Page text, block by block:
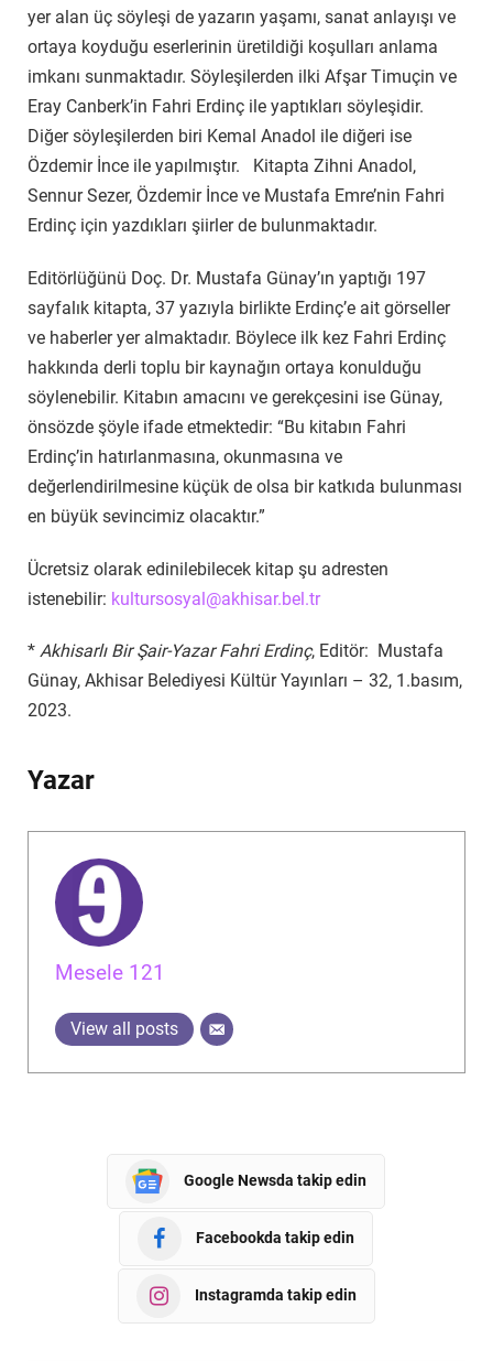
yer alan üç söyleşi de yazarın yaşamı, sanat anlayışı ve
ortaya koyduğu eserlerinin üretildiği koşulları anlama
imkanı sunmaktadır. Söyleşilerden ilki Afşar Timuçin ve
Eray Canberk’in Fahri Erdinç ile yaptıkları söyleşidir.
Diğer söyleşilerden biri Kemal Anadol ile diğeri ise
Özdemir İnce ile yapılmıştır. Kitapta Zihni Anadol,
Sennur Sezer, Özdemir İnce ve Mustafa Emre’nin Fahri
Erdinç için yazdıkları şiirler de bulunmaktadır.
Editörlüğünü Doç. Dr. Mustafa Günay’ın yaptığı 197
sayfalık kitapta, 37 yazıyla birlikte Erdinç’e ait görseller
ve haberler yer almaktadır. Böylece ilk kez Fahri Erdinç
hakkında derli toplu bir kaynağın ortaya konulduğu
söylenebilir. Kitabın amacını ve gerekçesini ise Günay,
önsözde şöyle ifade etmektedir: “Bu kitabın Fahri
Erdinç’in hatırlanmasına, okunmasına ve
değerlendirilmesine küçük de olsa bir katkıda bulunması
en büyük sevincimiz olacaktır.”
Ücretsiz olarak edinilebilecek kitap şu adresten
istenebilir: kultursosyal@akhisar.bel.tr
* Akhisarlı Bir Şair-Yazar Fahri Erdinç, Editör: Mustafa
Günay, Akhisar Belediyesi Kültür Yayınları – 32, 1.basım,
2023.
Yazar
Mesele 121
View all posts
Google Newsda takip edin
Facebookda takip edin
Instagramda takip edin